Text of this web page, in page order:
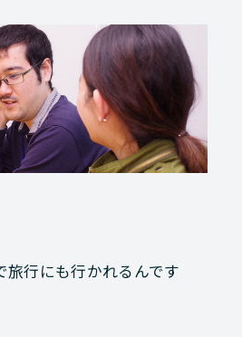
旅行にも行かれるんです